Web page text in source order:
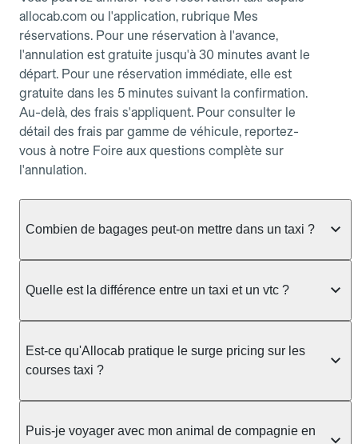
allocab.com ou l'application, rubrique Mes
réservations. Pour une réservation à l'avance,
l'annulation est gratuite jusqu'à 30 minutes avant le
départ. Pour une réservation immédiate, elle est
gratuite dans les 5 minutes suivant la confirmation.
Au-delà, des frais s'appliquent. Pour consulter le
détail des frais par gamme de véhicule, reportez-
vous à notre Foire aux questions complète sur
l'annulation.
Combien de bagages peut-on mettre dans un taxi ?
taxi berline accueille en général jusqu'à 3 bagages
ou nombreux, précisez-le dans le champ "Message
au chauffeur" lors de la réservation. Le prix n'est
pas impacté par le nombre de bagages.
Quelle est la différence entre un taxi et un vtc ?
prendre en charge directement dans la rue, à une
station ou sur réservation, avec un tarif au
réservation et propose un prix fixe annoncé à
l'avance. Chez Allocab, réservez facilement votre
Est-ce qu'Allocab pratique le surge pricing sur les
courses taxi ?
réglementation préfectorale et suit un barème
Puis-je voyager avec mon animal de compagnie en